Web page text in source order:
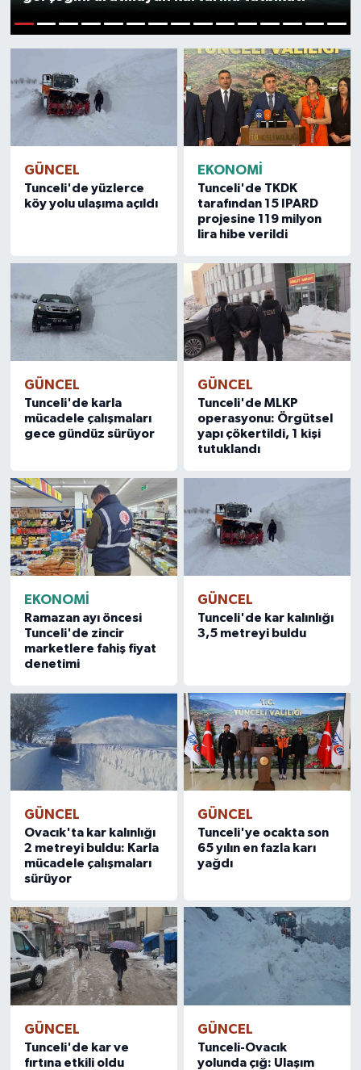
GÜNCEL
Tunceli'de yüzlerce
köy yolu ulaşıma açıldı
EKONOMİ
Tunceli'de TKDK
tarafından 15 IPARD
projesine 119 milyon
lira hibe verildi
GÜNCEL
Tunceli'de karla
mücadele çalışmaları
gece gündüz sürüyor
GÜNCEL
Tunceli'de MLKP
operasyonu: Örgütsel
yapı çökertildi, 1 kişi
tutuklandı
EKONOMİ
Ramazan ayı öncesi
Tunceli'de zincir
marketlere fahiş fiyat
denetimi
GÜNCEL
Tunceli'de kar kalınlığı
3,5 metreyi buldu
GÜNCEL
Ovacık'ta kar kalınlığı
2 metreyi buldu: Karla
mücadele çalışmaları
sürüyor
GÜNCEL
Tunceli'ye ocakta son
65 yılın en fazla karı
yağdı
GÜNCEL
Tunceli'de kar ve
fırtına etkili oldu
GÜNCEL
Tunceli-Ovacık
yolunda çığ: Ulaşım
ÖZEL HABER
RÖPORTAJLAR
SAĞLIK
GÜNCEL
YAŞAM
Yerel